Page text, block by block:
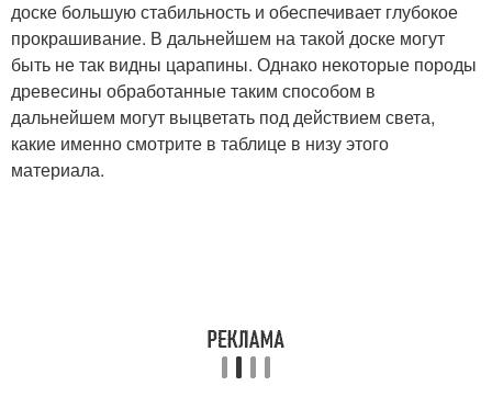
доске большую стабильность и обеспечивает глубокое
прокрашивание. В дальнейшем на такой доске могут
быть не так видны царапины. Однако некоторые породы
древесины обработанные таким способом в
дальнейшем могут выцветать под действием света,
какие именно смотрите в таблице в низу этого
материала.